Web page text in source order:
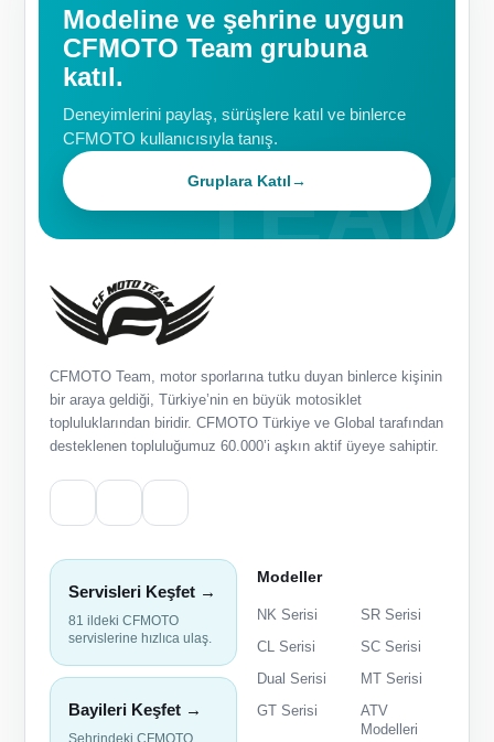
Modeline ve şehrine uygun
CFMOTO Team grubuna
katıl.
Deneyimlerini paylaş, sürüşlere katıl ve binlerce
CFMOTO kullanıcısıyla tanış.
Gruplara Katıl→
CFMOTO Team, motor sporlarına tutku duyan binlerce kişinin
bir araya geldiği, Türkiye’nin en büyük motosiklet
topluluklarından biridir. CFMOTO Türkiye ve Global tarafından
desteklenen topluluğumuz 60.000’i aşkın aktif üyeye sahiptir.
Servisleri Keşfet →
81 ildeki CFMOTO
servislerine hızlıca ulaş.
Bayileri Keşfet →
Modeller
NK Serisi
SR Serisi
CL Serisi
SC Serisi
Dual Serisi
MT Serisi
GT Serisi
ATV
Modelleri